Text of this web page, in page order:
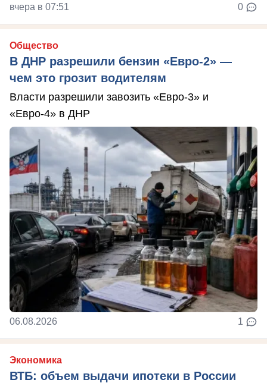
вчера в 07:51 0
Общество
В ДНР разрешили бензин «Евро-2» —
чем это грозит водителям
Власти разрешили завозить «Евро-3» и
«Евро-4» в ДНР
06.08.2026 1
Экономика
ВТБ: объем выдачи ипотеки в России